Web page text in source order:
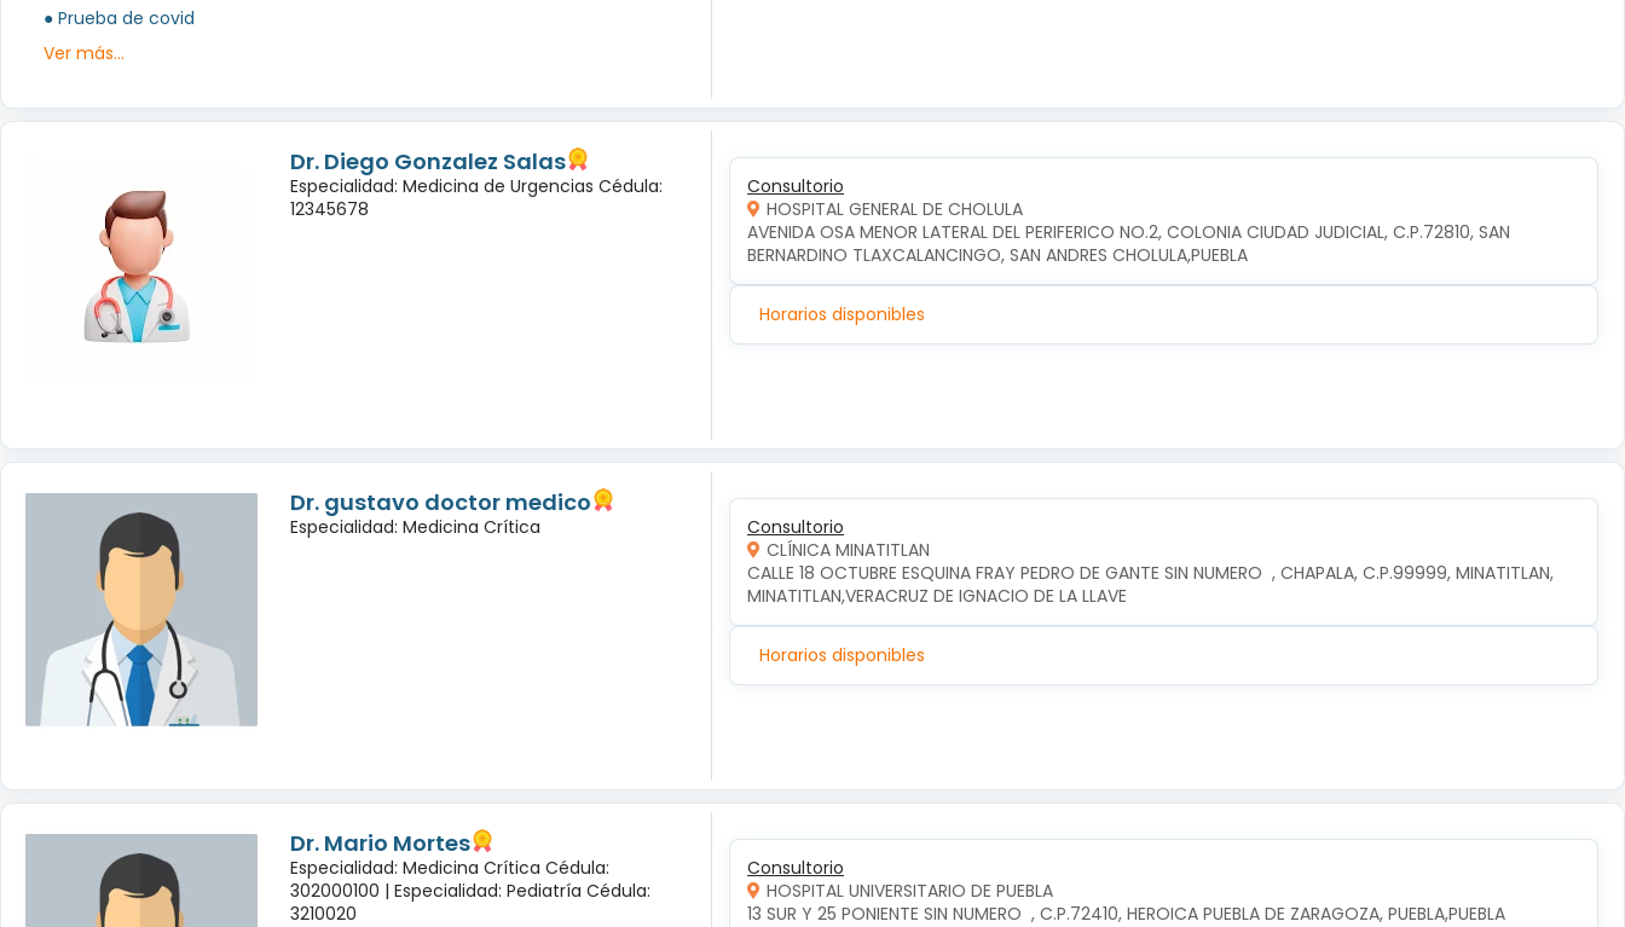
● Prueba de covid
Ver más...
Dr. Diego Gonzalez Salas
Especialidad: Medicina de Urgencias Cédula:
12345678
Consultorio
HOSPITAL GENERAL DE CHOLULA
AVENIDA OSA MENOR LATERAL DEL PERIFERICO NO.2, COLONIA CIUDAD JUDICIAL, C.P.72810, SAN
BERNARDINO TLAXCALANCINGO, SAN ANDRES CHOLULA,PUEBLA
Horarios disponibles
Dr. gustavo doctor medico
Especialidad: Medicina Crítica
Consultorio
CLÍNICA MINATITLAN
CALLE 18 OCTUBRE ESQUINA FRAY PEDRO DE GANTE SIN NUMERO  , CHAPALA, C.P.99999, MINATITLAN,
MINATITLAN,VERACRUZ DE IGNACIO DE LA LLAVE
Horarios disponibles
Dr. Mario Mortes
Especialidad: Medicina Crítica Cédula:
302000100 | Especialidad: Pediatría Cédula:
3210020
Consultorio
HOSPITAL UNIVERSITARIO DE PUEBLA
13 SUR Y 25 PONIENTE SIN NUMERO  , C.P.72410, HEROICA PUEBLA DE ZARAGOZA, PUEBLA,PUEBLA